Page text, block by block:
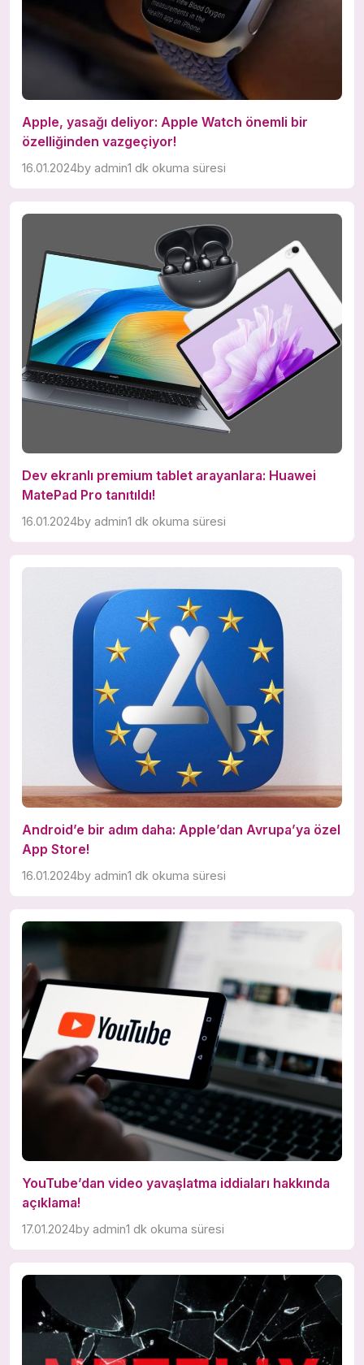
Apple, yasağı deliyor: Apple Watch önemli bir
özelliğinden vazgeçiyor!
16.01.2024by admin1 dk okuma süresi
Dev ekranlı premium tablet arayanlara: Huawei
MatePad Pro tanıtıldı!
16.01.2024by admin1 dk okuma süresi
Android’e bir adım daha: Apple’dan Avrupa’ya özel
App Store!
16.01.2024by admin1 dk okuma süresi
YouTube’dan video yavaşlatma iddiaları hakkında
açıklama!
17.01.2024by admin1 dk okuma süresi